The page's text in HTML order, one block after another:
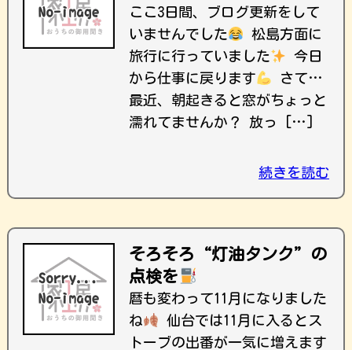
ここ3日間、ブログ更新をして
いませんでした
松島方面に
旅行に行っていました
今日
から仕事に戻ります
さて…
最近、朝起きると窓がちょっと
濡れてませんか？ 放っ […]
続きを読む
そろそろ“灯油タンク”の
点検を
暦も変わって11月になりました
ね
仙台では11月に入るとス
トーブの出番が一気に増えます